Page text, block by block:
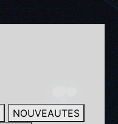
NOUVEAUTES